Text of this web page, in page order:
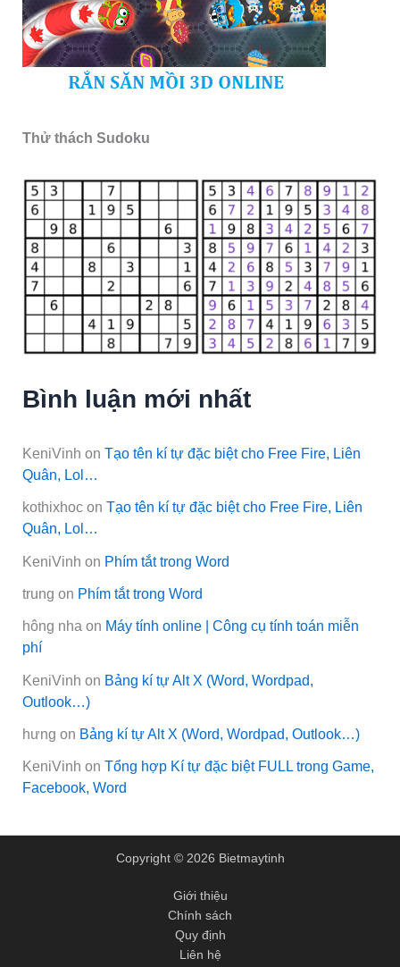
Thử thách Sudoku
Bình luận mới nhất
KeniVinh onTạo tên kí tự đặc biệt cho Free Fire, Liên
Quân, Lol…
kothixhoc onTạo tên kí tự đặc biệt cho Free Fire, Liên
Quân, Lol…
KeniVinh on Phím tắt trong Word
trung on Phím tắt trong Word
hông nha on Máy tính online | Công cụ tính toán miễn
phí
KeniVinh on Bảng kí tự Alt X (Word, Wordpad,
Outlook…)
hưng on Bảng kí tự Alt X (Word, Wordpad, Outlook…)
KeniVinh onTổng hợp Kí tự đặc biệt FULL trong Game,
Facebook, Word
Copyright © 2026 Bietmaytinh
Giới thiệu
Chính sách
Quy định
Liên hệ